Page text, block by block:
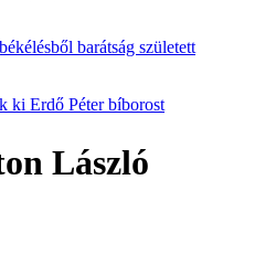
barátság született
ki Erdő Péter bíborost
László